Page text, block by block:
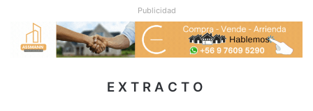
Publicidad
E X T R A C T O